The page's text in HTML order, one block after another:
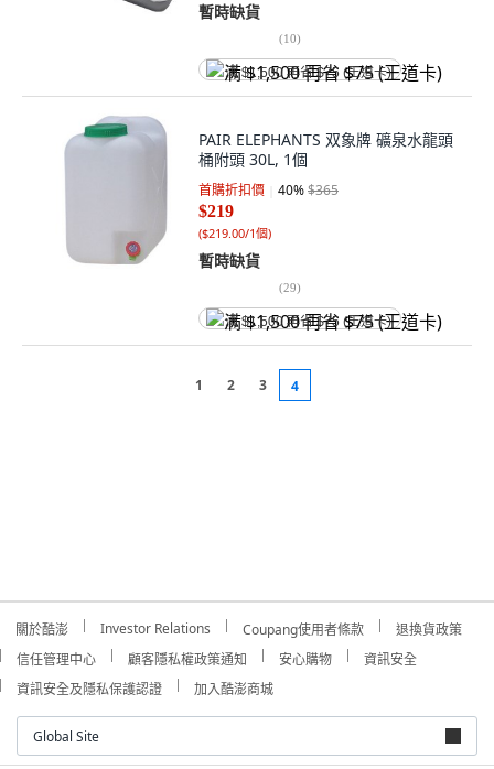
暫時缺貨
(10)
满 $1,500 再省 $75 (王道卡)
PAIR ELEPHANTS 双象牌 礦泉水龍頭
桶附頭 30L, 1個
首購折扣價 40%$365
$219
($219.00/1個)
暫時缺貨
(29)
满 $1,500 再省 $75 (王道卡)
1 2 3 4
關於酷澎 Investor Relations Coupang使用者條款
退換貨政策
信任管理中心
顧客隱私權政策通知 安心購物
資訊安全
資訊安全及隱私保護認證
加入酷澎商城
Global Site